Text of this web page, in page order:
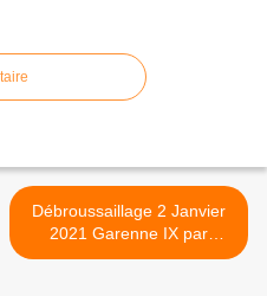
Débroussaillage 2 Janvier
2021 Garenne IX par
Hubert et Roseline >